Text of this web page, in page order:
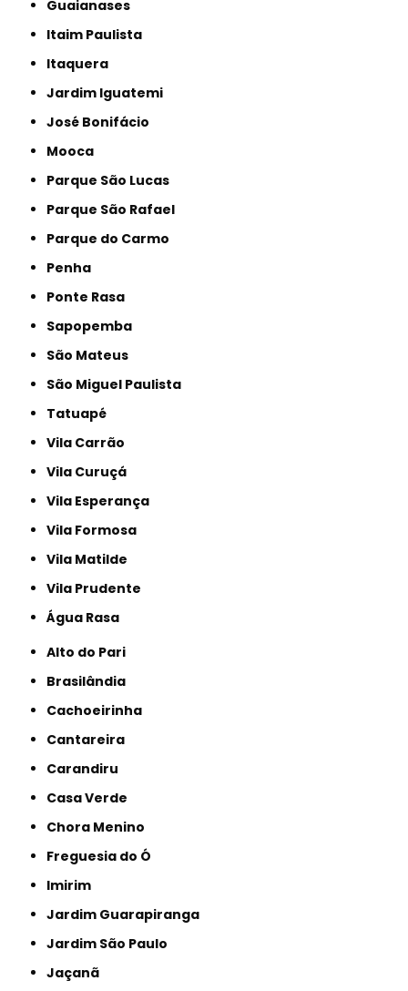
Guaianases
Itaim Paulista
Itaquera
Jardim Iguatemi
José Bonifácio
Mooca
Parque São Lucas
Parque São Rafael
Parque do Carmo
Penha
Ponte Rasa
Sapopemba
São Mateus
São Miguel Paulista
Tatuapé
Vila Carrão
Vila Curuçá
Vila Esperança
Vila Formosa
Vila Matilde
Vila Prudente
Água Rasa
Alto do Pari
Brasilândia
Cachoeirinha
Cantareira
Carandiru
Casa Verde
Chora Menino
Freguesia do Ó
Imirim
Jardim Guarapiranga
Jardim São Paulo
Jaçanã